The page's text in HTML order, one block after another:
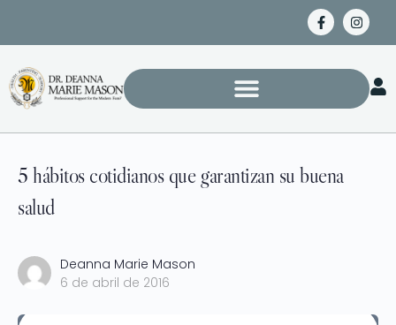
5 hábitos cotidianos que garantizan su buena
salud
Deanna Marie Mason
6 de abril de 2016